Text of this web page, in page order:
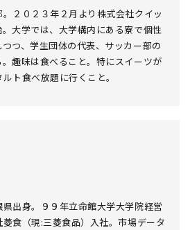
２０２３年２月より株式会社クイッ
大学では、大学構内にある寮で個性
つ、学生団体の代表、サッカー部の
趣味は食べること。特にスイーツが
ト食べ放題に行くこと。
県出身。９９年立命館大学大学院経営
食（現:三菱食品）入社。市場データ